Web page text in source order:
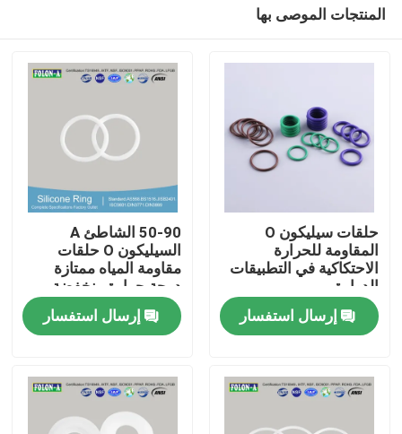
منزل
أشرطة فيديو
المنتجات الموصى بها
حلقات سيليكون O
المقاومة للحرارة
الاحتكاكية في التطبيقات
الدوارة
إرسال استفسار
50-90 الشاطئ A
السيليكون O حلقات
مقاومة المياه ممتازة
درجة حرارة منخفضة
إرسال استفسار